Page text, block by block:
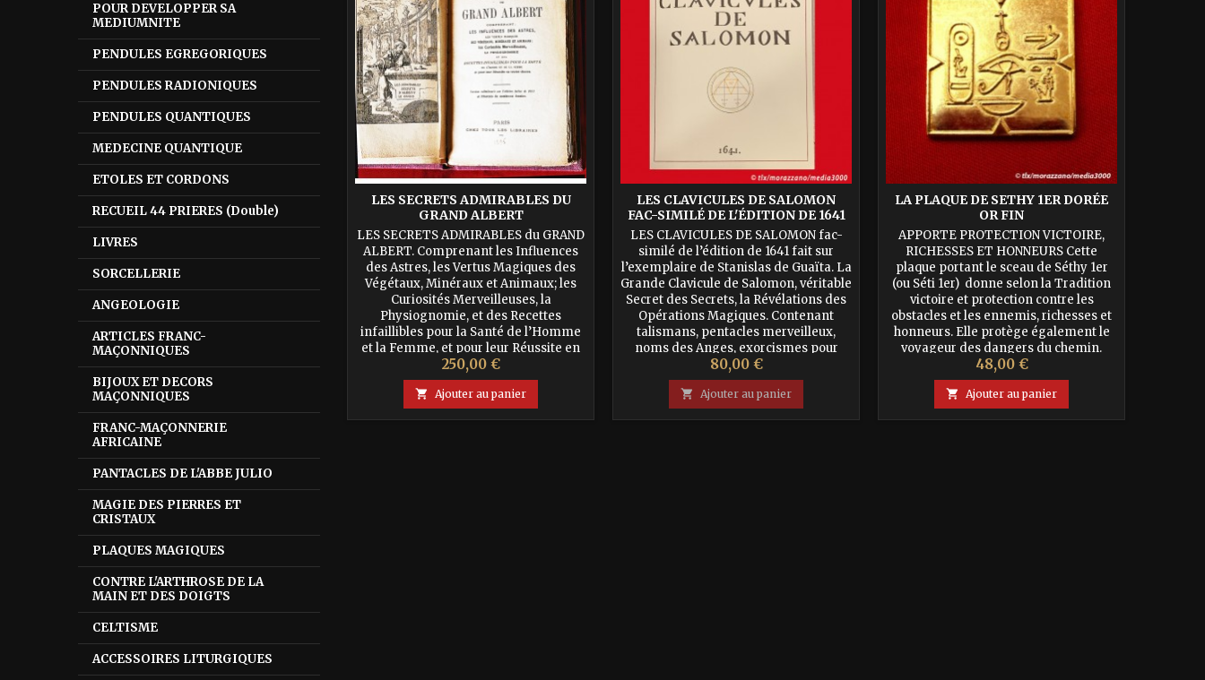
POUR DEVELOPPER SA
MEDIUMNITE
PENDULES EGREGORIQUES
PENDULES RADIONIQUES
PENDULES QUANTIQUES
MEDECINE QUANTIQUE
ETOLES ET CORDONS
RECUEIL 44 PRIERES (Double)
LIVRES
SORCELLERIE
ANGEOLOGIE
ARTICLES FRANC-
MAÇONNIQUES
BIJOUX ET DECORS
MAÇONNIQUES
FRANC-MAÇONNERIE
AFRICAINE
PANTACLES DE L'ABBE JULIO
MAGIE DES PIERRES ET
CRISTAUX
PLAQUES MAGIQUES
CONTRE L'ARTHROSE DE LA
MAIN ET DES DOIGTS
CELTISME
ACCESSOIRES LITURGIQUES
LES SECRETS ADMIRABLES DU
GRAND ALBERT
LES SECRETS ADMIRABLES du GRAND
ALBERT. Comprenant les Influences
des Astres, les Vertus Magiques des
Végétaux, Minéraux et Animaux; les
Curiosités Merveilleuses, la
Physiognomie, et des Recettes
infaillibles pour la Santé de l’Homme
et la Femme, et pour leur Réussite en
Toutes choses. Version collationnée
sur l’Edition latine de 1651, et illustrée
de...
Prix
250,00 €
 Ajouter au panier
LES CLAVICULES DE SALOMON
FAC-SIMILÉ DE L'ÉDITION DE 1641
LES CLAVICULES DE SALOMON fac-
similé de l’édition de 1641 fait sur
l’exemplaire de Stanislas de Guaïta. La
Grande Clavicule de Salomon, véritable
Secret des Secrets, la Révélations des
Opérations Magiques. Contenant
talismans, pentacles merveilleux,
noms des Anges, exorcismes pour
déjouer tous les pièges maléfiques, et
acquérir Puissance, Richesse et...
Prix
80,00 €
 Ajouter au panier
LA PLAQUE DE SETHY 1ER DORÉE
OR FIN
APPORTE PROTECTION VICTOIRE,
RICHESSES ET HONNEURS Cette
plaque portant le sceau de Séthy 1er
(ou Séti 1er) donne selon la Tradition
victoire et protection contre les
obstacles et les ennemis, richesses et
honneurs. Elle protège également le
voyageur des dangers du chemin.
Séthy 1er fut un grand Pharaon, père
de Ramses II, qui défendit avec
vaillance...
Prix
48,00 €
 Ajouter au panier